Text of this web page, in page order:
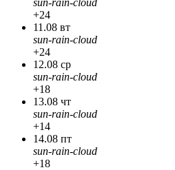
sun-rain-cloud
+24
11.08 вт
sun-rain-cloud
+24
12.08 ср
sun-rain-cloud
+18
13.08 чт
sun-rain-cloud
+14
14.08 пт
sun-rain-cloud
+18